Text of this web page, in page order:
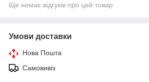
Ще немає відгуків про цей товар
Умови доставки
Нова Пошта
Самовивіз